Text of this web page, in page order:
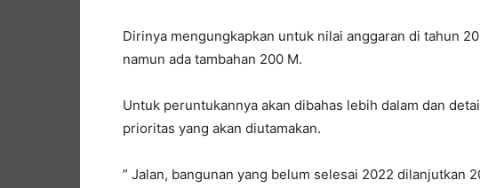
Dirinya mengungkapkan untuk nilai anggaran di tahun
namun ada tambahan 200 M.
Untuk peruntukannya akan dibahas lebih dalam dan
prioritas yang akan diutamakan.
” Jalan, bangunan yang belum selesai 2022 dilanjutkan